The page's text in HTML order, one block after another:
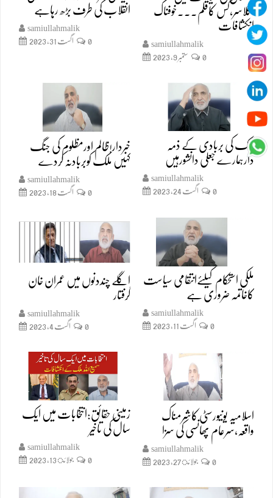
اگلاسر،کس کاقلم۔۔۔خوفناک
انکشافات
samiullahmalik
ستمبر 9, 2023
0
انقلاب کی طرف بڑھ رہاہے
samiullahmalik
اگست 31, 2023
0
ملک کی بربادی کے ذمہ
دارہمارے جعلی دانشورہیں
samiullahmalik
اگست 24, 2023
0
خبردار!ظالم اورمظلوم کی جنگ
کہیں ملک کوبربادنہ کردے
samiullahmalik
اگست 18, 2023
0
ملکی استحکام کیلئےانتقامی سیاست
کاخاتمہ ضروری ہے
samiullahmalik
اگست 11, 2023
0
اگلے چنددنوں میں عمران خان
گرفتار
samiullahmalik
اگست 4, 2023
0
اسلامیہ یونیورسٹی کاشرمناک
واقعہ،سرعام پھانسی کی سزا
samiullahmalik
جولائ 27, 2023
0
زمینی حقائق:انتخابات میں ایک
سال کی تاخیر
samiullahmalik
جولائ 13, 2023
0